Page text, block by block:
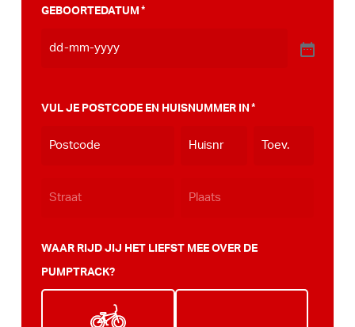
GEBOORTEDATUM *
VUL JE POSTCODE EN HUISNUMMER IN *
WAAR RIJD JIJ HET LIEFST MEE OVER DE
PUMPTRACK?